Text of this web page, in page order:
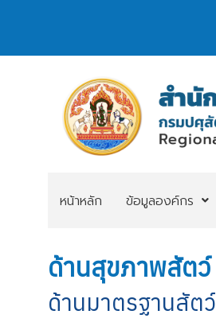
หน้าหลัก ข้อมูลองค์กร
ด้านสุขภาพสัตว์
ด้านมาตรฐานสัตว์